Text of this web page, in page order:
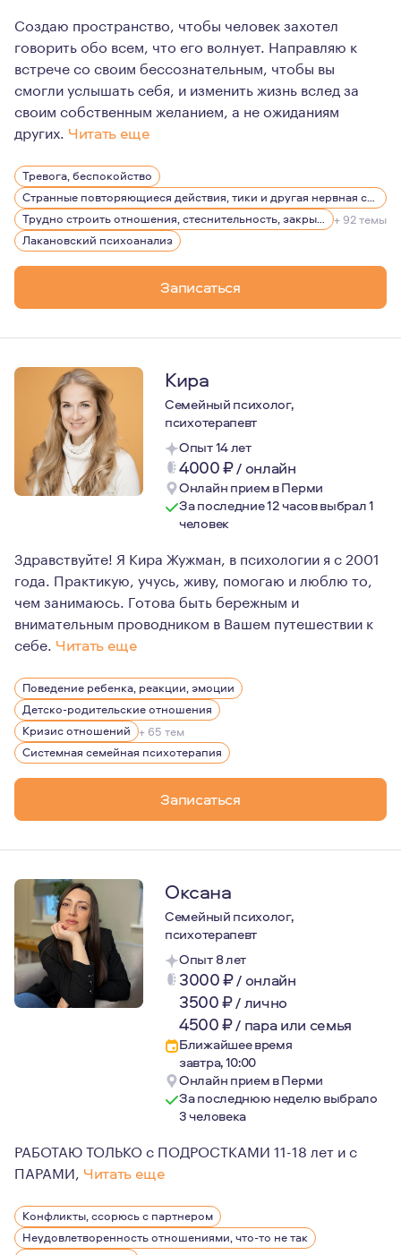
Создаю пространство, чтобы человек захотел
говорить обо всем, что его волнует. Направляю к
встрече со своим бессознательным, чтобы вы
смогли услышать себя, и изменить жизнь вслед за
своим собственным желанием, а не ожиданиям
других. Читать еще
Люблю людей и смотрю на каждого как на
Интересуюсь искусством, литературой, люблю
Посмотреть мои тексты по анализу фильмов можно на
http://chitatkino.ru/lobster
http://chitatkino.ru/feya
http://chitatkino.ru/vernost
http://chitatkino.ru/21nuits
Телеграмм канал с текстами и подкастом: «сквозь
Тревога, беспокойство
Странные повторяющиеся действия, тики и другая нервная симптоматика
Трудно строить отношения, стеснительность, закрытость
+ 92 темы
Лакановский психоанализ
Записаться
Кира
Семейный психолог,
психотерапевт
Опыт 14 лет
4000₽/ онлайн
Онлайн прием в Перми
За последние 12 часов выбрал 1
человек
Здравствуйте! Я Кира Жужман, в психологии я с 2001
года. Практикую, учусь, живу, помогаю и люблю то,
чем занимаюсь. Готова быть бережным и
внимательным проводником в Вашем путешествии к
себе. Читать еще
Многие мои хобби и увлечения также связаны с
Так, дома у меня внушительная библиотека
Мне очень интересна сказкотерапия и я не только
У меня достаточно большой опыт работы в школах, а
Люблю и провожу психологические
Являюсь автором метафорических ассоциативных
Люблю путешествовать, занимаюсь спортом. Являюсь
Поведение ребенка, реакции, эмоции
Детско-родительские отношения
Кризис отношений + 65 тем
Системная семейная психотерапия
Записаться
Оксана
Семейный психолог,
психотерапевт
Опыт 8 лет
3000₽/ онлайн
3500₽/лично
4500₽/ пара или семья
Ближайшее время
завтра, 10:00
Онлайн прием в Перми
За последнюю неделю выбрало
3 человека
РАБОТАЮ ТОЛЬКО с ПОДРОСТКАМИ 11-18 лет и с
ПАРАМИ, Читать еще
В работе кроме знаний и профессиональных навыков
Придерживаюсь основных этических норм
Конфликты, ссорюсь с партнером
Неудовлетворенность отношениями, что-то не так